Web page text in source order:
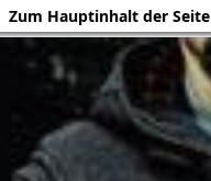
Zum Hauptinhalt der Seite